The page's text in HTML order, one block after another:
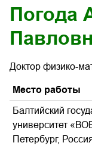
Погода
Доктор физико-
Место работы
Балтийский
университет
Петербург,